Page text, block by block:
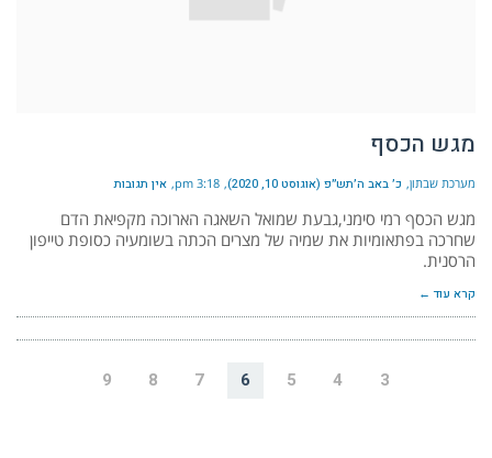
מגש הכסף
מערכת שבתון כ׳ באב ה׳תש״פ (אוגוסט 10, 2020) 3:18 pm אין תגובות
מגש הכסף רמי סימני,גבעת שמואל השאגה הארוכה מקפיאת הדם
שחרכה בפתאומיות את שמיה של מצרים הכתה בשומעיה כסופת טייפון
הרסנית.
קרא עוד ←
3
4
5
6
7
8
9